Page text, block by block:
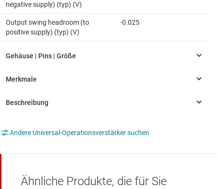
negative supply) (typ) (V)
Output swing headroom (to
positive supply) (typ) (V)
-0.025
Andere Universal-Operationsverstärker suchen
Ähnliche Produkte, die für Sie